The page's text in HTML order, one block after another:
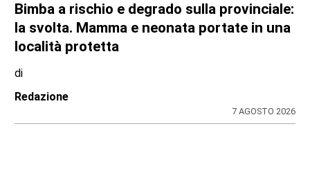
Bimba a rischio e degrado sulla provinciale:
la svolta. Mamma e neonata portate in una
località protetta
di
Redazione
7 AGOSTO 2026